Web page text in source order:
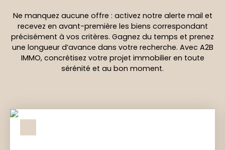
Ne manquez aucune offre : activez notre alerte mail et
recevez en avant-première les biens correspondant
précisément à vos critères. Gagnez du temps et prenez
une longueur d’avance dans votre recherche. Avec A2B
IMMO, concrétisez votre projet immobilier en toute
sérénité et au bon moment.